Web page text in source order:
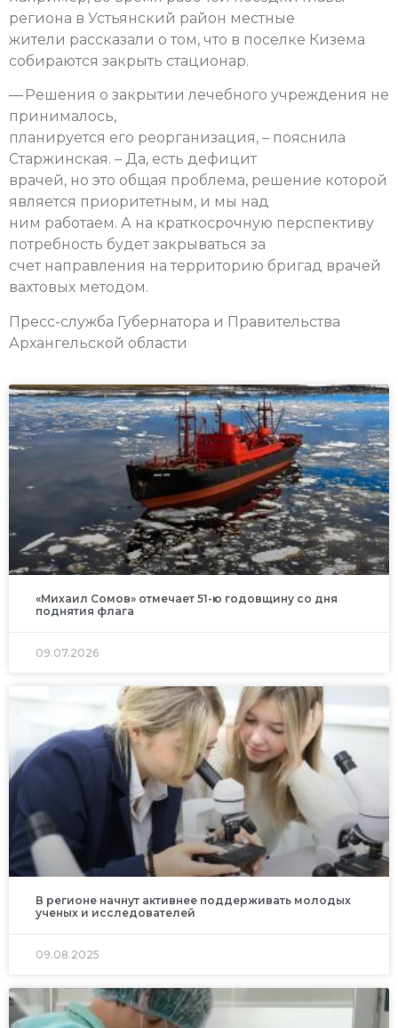
региона в Устьянский район местные
жители рассказали о том, что в поселке Кизема
собираются закрыть стационар.
— Решения о закрытии лечебного учреждения не
принималось,
планируется его реорганизация, – пояснила
Старжинская. – Да, есть дефицит
врачей, но это общая проблема, решение которой
является приоритетным, и мы над
ним работаем. А на краткосрочную перспективу
потребность будет закрываться за
счет направления на территорию бригад врачей
вахтовых методом.
Пресс-служба Губернатора и Правительства
Архангельской области
«Михаил Сомов» отмечает 51-ю годовщину со дня
поднятия флага
09.07.2026
В регионе начнут активнее поддерживать молодых
ученых и исследователей
09.08.2025